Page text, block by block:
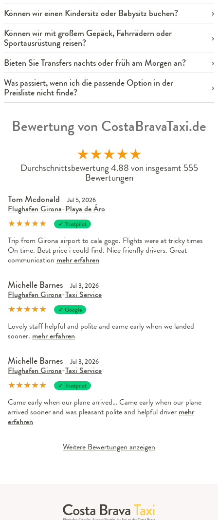
Können wir einen Kindersitz oder Babysitz buchen?
Können wir mit großem Gepäck, Fahrrädern oder
Sportausrüstung reisen?
Bieten Sie Transfers nachts oder früh am Morgen an?
Was passiert, wenn ich die passende Option in der
Preisliste nicht finde?
Bewertung von CostaBravaTaxi.de
★★★★★
Durchschnittsbewertung 4.88 von insgesamt 555
Bewertungen
Tom Mcdonald Jul 5, 2026
Flughafen Girona-Playa de Áro
★★★★★ ✓ Trustpilot
Trip from Girona airport to cala gogo. Flights were at tricky times
On time. Best price i could find. Nice frienfly drivers. Great
communication mehr erfahren
Michelle Barnes Jul 3, 2026
Flughafen Girona-Taxi Service
★★★★★ ✓ Google
Lovely staff helpful and polite and came early when we landed
sooner. mehr erfahren
Michelle Barnes Jul 3, 2026
Flughafen Girona-Taxi Service
★★★★★ ✓ Trustpilot
Came early when our plane arrived… Came early when our plane
arrived sooner and was pleasant polite and helpful driver mehr
erfahren
Weitere Bewertungen anzeigen